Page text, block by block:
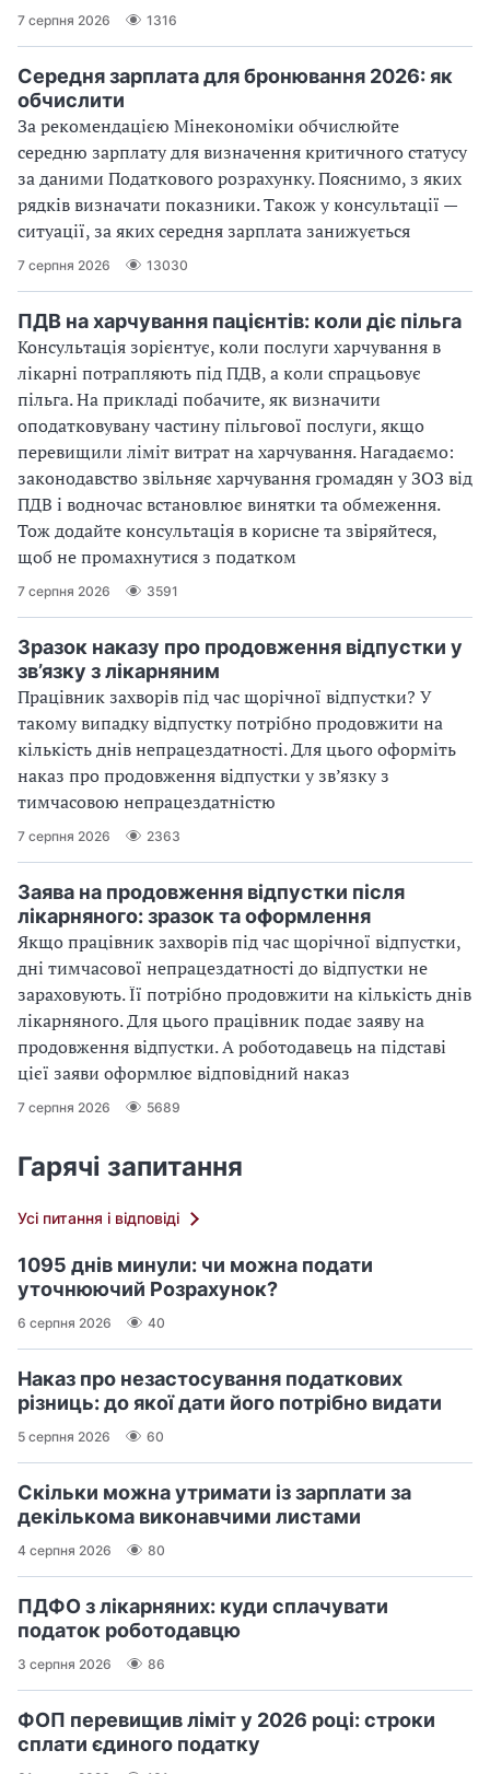
7 серпня 2026 1316
Середня зарплата для бронювання 2026: як
обчислити
За рекомендацією Мінекономіки обчислюйте
середню зарплату для визначення критичного статусу
за даними Податкового розрахунку. Пояснимо, з яких
рядків визначати показники. Також у консультації —
ситуації, за яких середня зарплата занижується
7 серпня 2026 13030
ПДВ на харчування пацієнтів: коли діє пільга
Консультація зорієнтує, коли послуги харчування в
лікарні потрапляють під ПДВ, а коли спрацьовує
пільга. На прикладі побачите, як визначити
оподатковувану частину пільгової послуги, якщо
перевищили ліміт витрат на харчування. Нагадаємо:
законодавство звільняє харчування громадян у ЗОЗ від
ПДВ і водночас встановлює винятки та обмеження.
Тож додайте консультація в корисне та звіряйтеся,
щоб не промахнутися з податком
7 серпня 2026 3591
Зразок наказу про продовження відпустки у
зв’язку з лікарняним
Працівник захворів під час щорічної відпустки? У
такому випадку відпустку потрібно продовжити на
кількість днів непрацездатності. Для цього оформіть
наказ про продовження відпустки у зв’язку з
тимчасовою непрацездатністю
7 серпня 2026 2363
Заява на продовження відпустки після
лікарняного: зразок та оформлення
Якщо працівник захворів під час щорічної відпустки,
дні тимчасової непрацездатності до відпустки не
зараховують. Її потрібно продовжити на кількість днів
лікарняного. Для цього працівник подає заяву на
продовження відпустки. А роботодавець на підставі
цієї заяви оформлює відповідний наказ
7 серпня 2026 5689
Гарячі запитання
Усі питання і відповіді
1095 днів минули: чи можна подати
уточнюючий Розрахунок?
6 серпня 2026 40
Наказ про незастосування податкових
різниць: до якої дати його потрібно видати
5 серпня 2026 60
Скільки можна утримати із зарплати за
декількома виконавчими листами
4 серпня 2026 80
ПДФО з лікарняних: куди сплачувати
податок роботодавцю
3 серпня 2026 86
ФОП перевищив ліміт у 2026 році: строки
сплати єдиного податку